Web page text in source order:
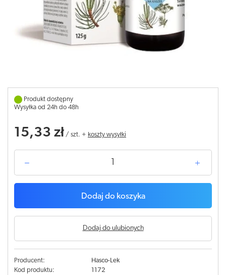
Produkt dostępny
Wysyłka od 24h do 48h
15,33 zł / szt. + koszty wysyłki
Dodaj do koszyka
Dodaj do ulubionych
Producent:
Hasco-Lek
Kod produktu:
1172